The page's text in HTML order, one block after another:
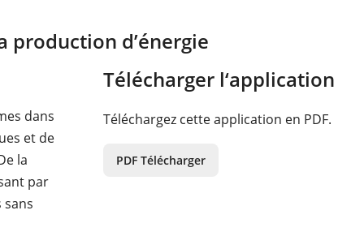
production d’énergie
dans
et de
la
par
sans
Télécharger l‘application
Téléchargez cette application en PDF.
PDF Télécharger